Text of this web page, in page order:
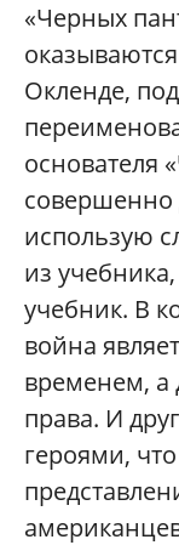
«Черных
Окленде,
основателя
совершенно
использую
из
учебник. В
война
временем, а
права. И
героями,